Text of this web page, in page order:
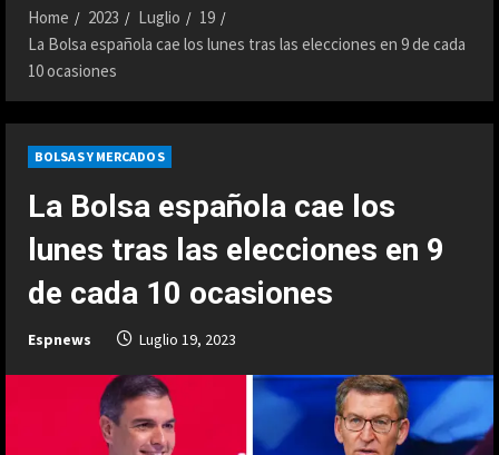
Home 2023 Luglio
19
La Bolsa española cae los lunes tras las elecciones en 9 de cada
10 ocasiones
BOLSAS Y MERCADOS
La Bolsa española cae los
lunes tras las elecciones en 9
de cada 10 ocasiones
Espnews Luglio 19, 2023